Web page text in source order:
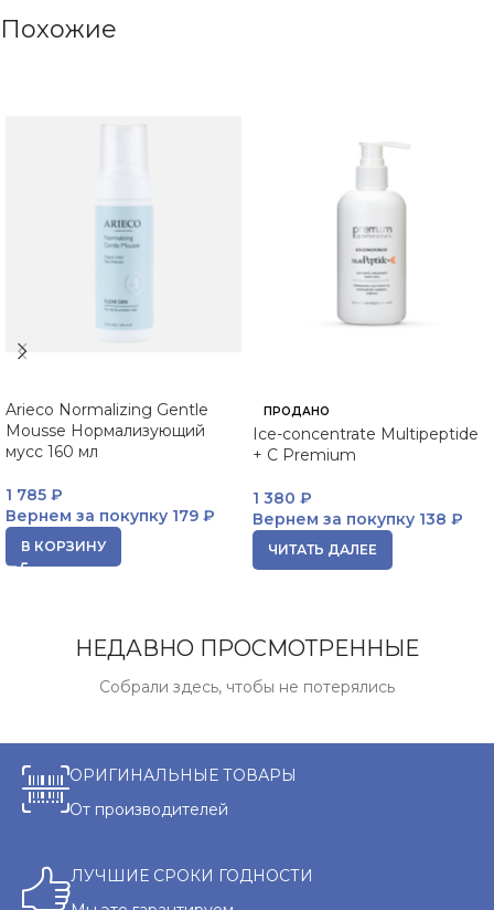
Похожие
Arieco Normalizing Gentle
Mousse Нормализующий
мусс 160 мл
1 785 ₽
Вернем за покупку 179 ₽
В КОРЗИНУ
ПРОДАНО
Ice-concentrate Multipeptide
+ C Premium
1 380 ₽
Вернем за покупку 138 ₽
ЧИТАТЬ ДАЛЕЕ
НЕДАВНО ПРОСМОТРЕННЫЕ
Собрали здесь, чтобы не потерялись
ОРИГИНАЛЬНЫЕ ТОВАРЫ
От производителей
ЛУЧШИЕ СРОКИ ГОДНОСТИ